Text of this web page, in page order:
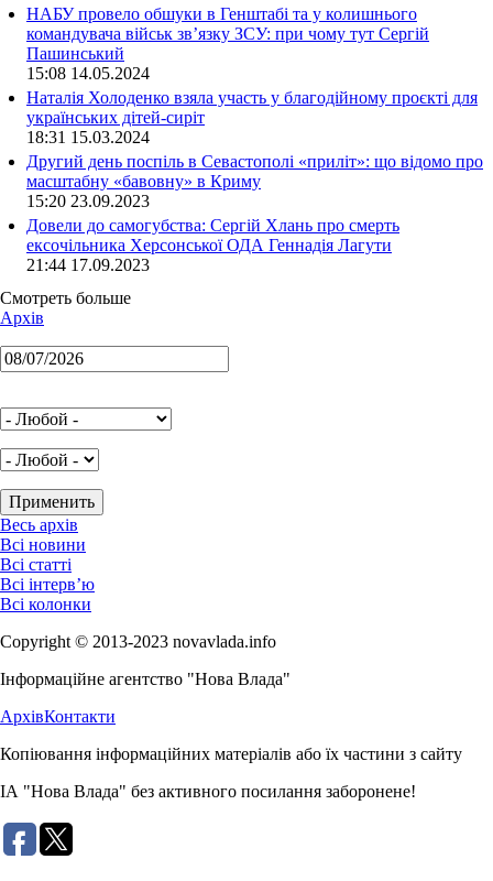
НАБУ провело обшуки в Генштабі та у колишнього
командувача військ зв’язку ЗСУ: при чому тут Сергій
Пашинський
15:08 14.05.2024
Наталія Холоденко взяла участь у благодійному проєкті для
українських дітей-сиріт
18:31 15.03.2024
Другий день поспіль в Севастополі «приліт»: що відомо про
масштабну «бавовну» в Криму
15:20 23.09.2023
Довели до самогубства: Сергій Хлань про смерть
ексочільника Херсонської ОДА Геннадія Лагути
21:44 17.09.2023
Смотреть больше
Архів
Весь архів
Всі новини
Всі статті
Всі інтерв’ю
Всі колонки
Copyright © 2013-2023 novavlada.info
Інформаційне агентство "Нова Влада"
АрхівКонтакти
Копіювання інформаційних матеріалів або їх частини з сайту
ІА "Нова Влада" без активного посилання заборонене!